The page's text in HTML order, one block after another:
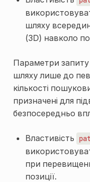
шляху
(3D) навколо
Параметри
шляху лише до
кількості
призначені для
безпосередньо
Властивість
при
позиції.